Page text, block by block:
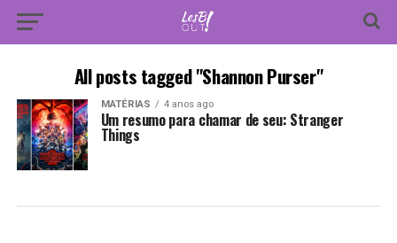
All posts tagged "Shannon Purser"
MATÉRIAS 4 anos ago
Um resumo para chamar de seu: Stranger
Things